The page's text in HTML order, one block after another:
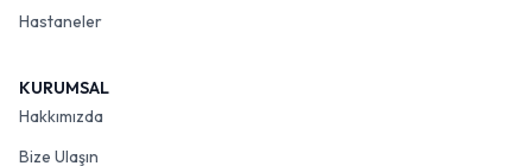
Hastaneler
KURUMSAL
Hakkımızda
Bize Ulaşın